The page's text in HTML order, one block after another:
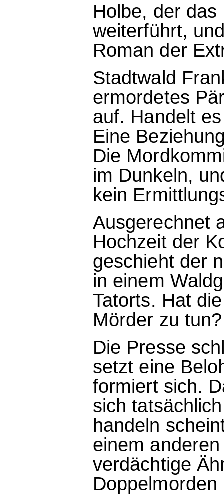
Holbe, der
weiterführt,
Roman der
Stadtwald
ermordetes
auf. Handelt
Eine
Die
im Dunkeln,
kein
Ausgerechnet
Hochzeit der
geschieht der
in einem
Tatorts. Hat
Mörder zu tun?
Die Presse
setzt eine
formiert sich.
sich
handeln
einem
verdächtige